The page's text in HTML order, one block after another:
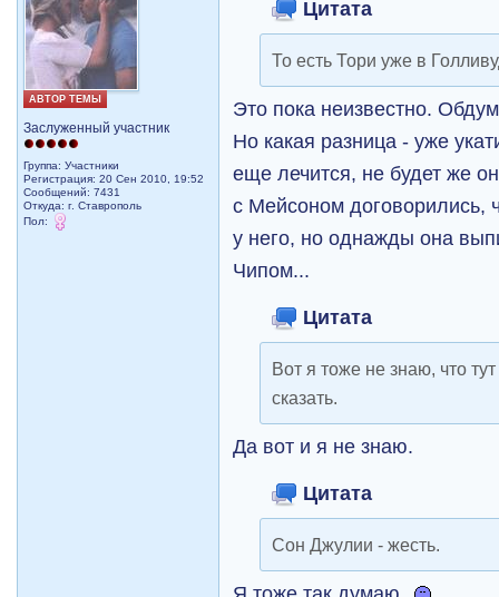
АВТОР ТЕМЫ
Заслуженный участник
Группа: Участники
Регистрация: 20 Сен 2010, 19:52
Сообщений: 7431
Откуда: г. Ставрополь
Пол:
Цитата
То есть Тори уже в
Это пока неизвестно.
Но какая разница - уже
еще лечится, не будет же
с Мейсоном договорились,
у него, но однажды она
Чипом...
Цитата
Вот я тоже не знаю, что
сказать.
Да вот и я не знаю.
Цитата
Сон Джулии - жесть.